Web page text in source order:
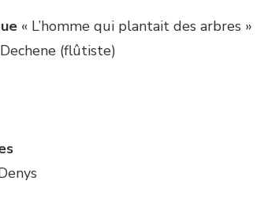
« L’homme qui plantait des arbres »
(flûtiste)